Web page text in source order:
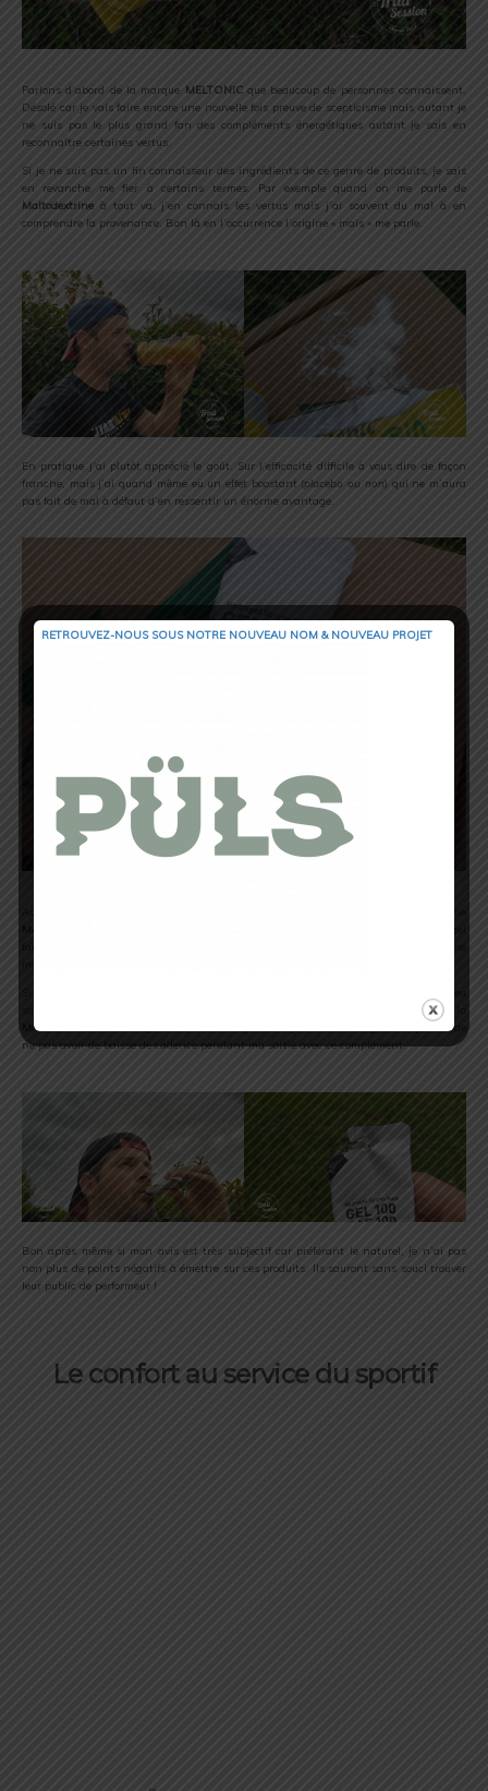
Parlons d’abord de la marque MELTONICque beaucoup de personnes connaissent.
Désolé car je vais faire encore une nouvelle fois preuve de scepticisme mais autant je
ne suis pas le plus grand fan des compléments énergétiques autant je sais en
reconnaître certaines vertus.
Si je ne suis pas un fin connaisseur des ingrédients de ce genre de produits, je sais
en revanche me fier à certains termes. Par exemple quand on me parle de
Maltodextrine à tout va, j’en connais les vertus mais j’ai souvent du mal à en
comprendre la provenance. Bon là en l’occurrence l’origine « maïs » me parle.
En pratique j’ai plutôt apprécié le goût. Sur l’efficacité difficile à vous dire de façon
franche, mais j’ai quand même eu un effet boostant (placebo ou non) qui ne m’aura
pas fait de mal à défaut d’en ressentir un énorme avantage.
subitement un accroissement de mon énergie. Même remarque que sur la
Maltodextrine
, à savoir peut-être un effet placebo qui m’aura malgré tout permis de
ne pas avoir de baisse de cadence pendant ma sortie avec ce complément.
Bon après même si mon avis est très subjectif car préférant le naturel, je n’ai pas
non plus de points négatifs à émettre sur ces produits. Ils sauront sans souci trouver
leur public de performeur !
Le confort au service du sportif
RETROUVEZ-NOUS SOUS NOTRE NOUVEAU NOM & NOUVEAU PROJET